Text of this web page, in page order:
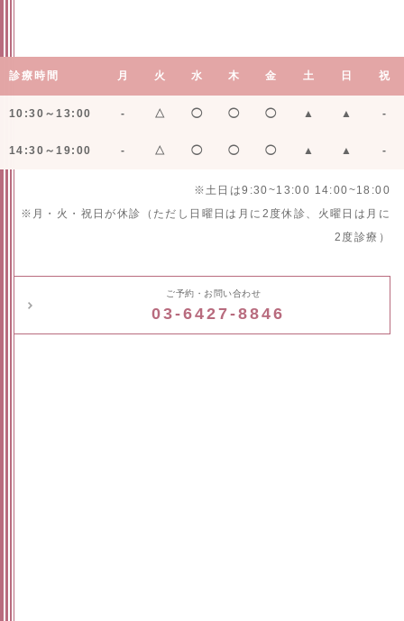
診療時間 月 火 水 木 金 土 日 祝
10:30～13:00 - △ ◯ ◯ ◯ ▲ ▲ -
14:30～19:00 - △ ◯ ◯ ◯ ▲ ▲ -
※土日は9:30~13:00 14:00~18:00
※月・火・祝日が休診（ただし日曜日は月に2度休診、火曜日は月に
2度診療）
ご予約・お問い合わせ
03-6427-8846